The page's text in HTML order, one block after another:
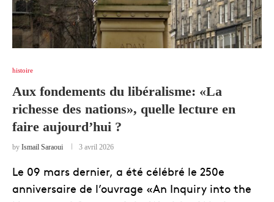
histoire
Aux fondements du libéralisme: «La
richesse des nations», quelle lecture en
faire aujourd’hui ?
by Ismail Saraoui 3 avril 2026
Le 09 mars dernier, a été célébré le 250e
anniversaire de l’ouvrage «An Inquiry into the